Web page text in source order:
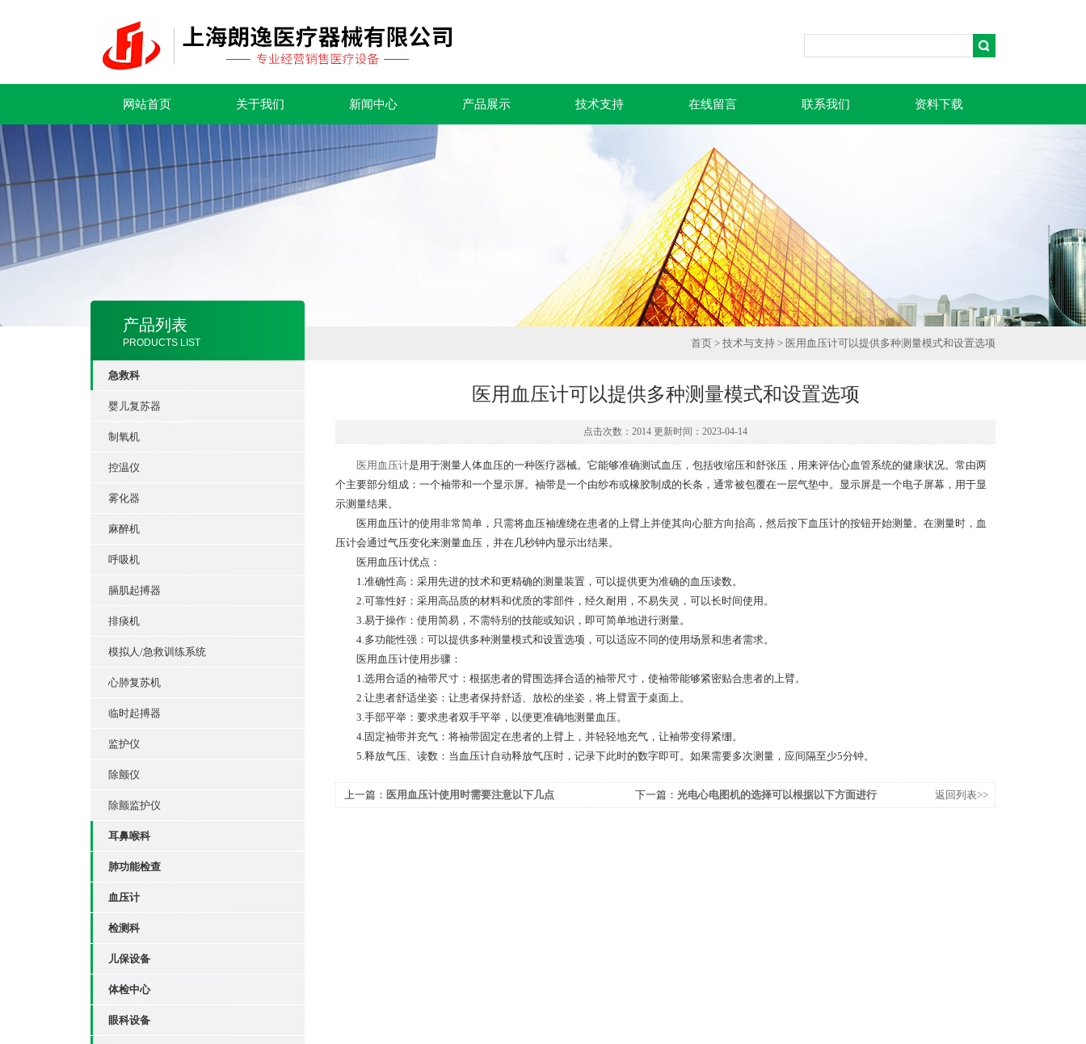
网站首页 关于我们 新闻中心 产品展示 技术支持 在线留言 联系我们 资料下载
产品列表
PRODUCTS LIST
急救科
婴儿复苏器
制氧机
控温仪
雾化器
麻醉机
呼吸机
膈肌起搏器
排痰机
模拟人/急救训练系统
心肺复苏机
临时起搏器
监护仪
除颤仪
除颤监护仪
耳鼻喉科
肺功能检查
血压计
检测科
儿保设备
体检中心
眼科设备
首页 > 技术与支持 > 医用血压计可以提供多种测量模式和设置选项
医用血压计可以提供多种测量模式和设置选项
点击次数：2014 更新时间：2023-04-14
医用血压计是用于测量人体血压的一种医疗器械。它能够准确测试血压，包括收缩压和舒张压，用来评估心血管系统的健康状况。常由两
个主要部分组成：一个袖带和一个显示屏。袖带是一个由纱布或橡胶制成的长条，通常被包覆在一层气垫中。显示屏是一个电子屏幕，用于显
示测量结果。
医用血压计的使用非常简单，只需将血压袖缠绕在患者的上臂上并使其向心脏方向抬高，然后按下血压计的按钮开始测量。在测量时，血
压计会通过气压变化来测量血压，并在几秒钟内显示出结果。
医用血压计优点：
1.准确性高：采用先进的技术和更精确的测量装置，可以提供更为准确的血压读数。
2.可靠性好：采用高品质的材料和优质的零部件，经久耐用，不易失灵，可以长时间使用。
3.易于操作：使用简易，不需特别的技能或知识，即可简单地进行测量。
4.多功能性强：可以提供多种测量模式和设置选项，可以适应不同的使用场景和患者需求。
医用血压计使用步骤：
1.选用合适的袖带尺寸：根据患者的臂围选择合适的袖带尺寸，使袖带能够紧密贴合患者的上臂。
2.让患者舒适坐姿：让患者保持舒适、放松的坐姿，将上臂置于桌面上。
3.手部平举：要求患者双手平举，以便更准确地测量血压。
4.固定袖带并充气：将袖带固定在患者的上臂上，并轻轻地充气，让袖带变得紧绷。
5.释放气压、读数：当血压计自动释放气压时，记录下此时的数字即可。如果需要多次测量，应间隔至少5分钟。
上一篇： 医用血压计使用时需要注意以下几点 下一篇： 光电心电图机的选择可以根据以下方面进行 返回列表>>